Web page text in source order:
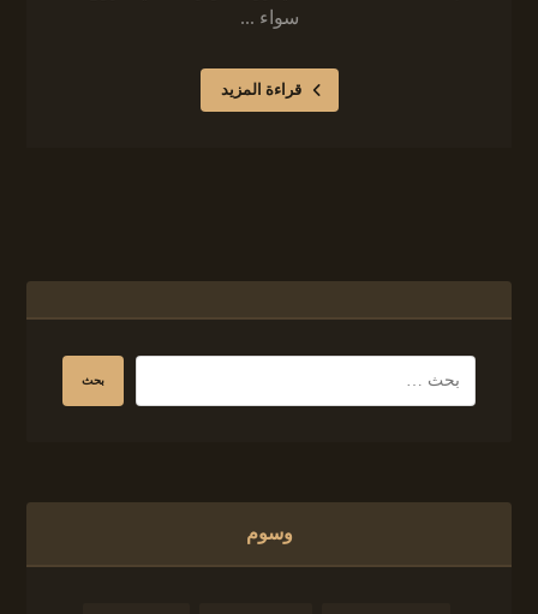
سواء ...
قراءة المزيد
وسوم